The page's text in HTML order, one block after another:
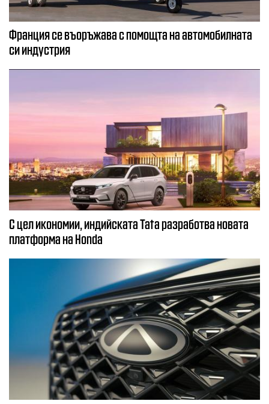
Франция се въоръжава с помощта на автомобилната
си индустрия
С цел икономии, индийската Tata разработва новата
платформа на Honda